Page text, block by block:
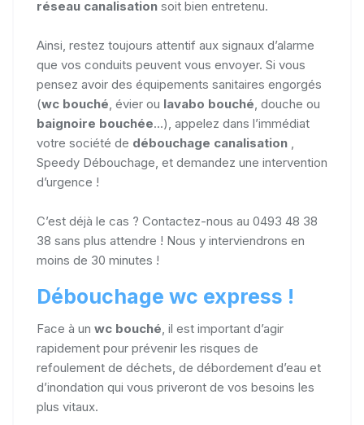
réseau canalisation soit bien entretenu.
Ainsi, restez toujours attentif aux signaux d’alarme
que vos conduits peuvent vous envoyer. Si vous
pensez avoir des équipements sanitaires engorgés
(wc bouché , évier ou lavabo bouché , douche ou
baignoire bouchée...), appelez dans l’immédiat
votre société de débouchage canalisation
Speedy Débouchage, et demandez une intervention
d’urgence !
C’est déjà le cas ? Contactez-nous au 0493 48 38
38 sans plus attendre ! Nous y interviendrons en
moins de 30 minutes !
Débouchage wc express !
Face à un wc bouché , il est important d’agir
rapidement pour prévenir les risques de
refoulement de déchets, de débordement d’eau et
d’inondation qui vous priveront de vos besoins les
plus vitaux.